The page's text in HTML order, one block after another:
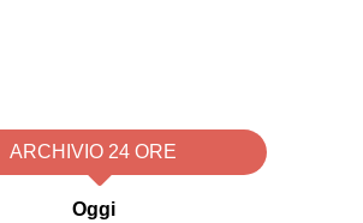
ARCHIVIO 24 ORE
Oggi